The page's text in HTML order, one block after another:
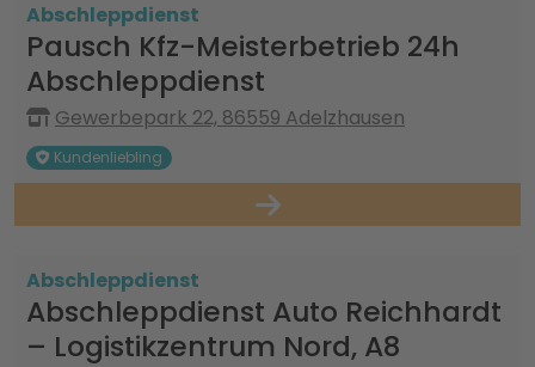
Abschleppdienst
Pausch Kfz-Meisterbetrieb 24h
Abschleppdienst
Gewerbepark 22, 86559 Adelzhausen
Kundenliebling
Abschleppdienst
Abschleppdienst Auto Reichhardt
– Logistikzentrum Nord, A8